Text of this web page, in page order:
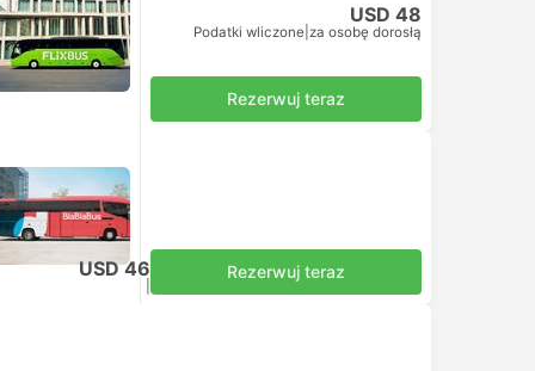
USD 48
Podatki wliczone za osobę dorosłą
Rezerwuj teraz
USD 46 Rezerwuj teraz